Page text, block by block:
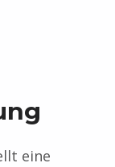
eine